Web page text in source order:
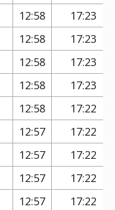
12:58
17:23
12:58
17:23
12:58
17:23
12:58
17:23
12:58
17:22
12:57
17:22
12:57
17:22
12:57
17:22
12:57
17:22